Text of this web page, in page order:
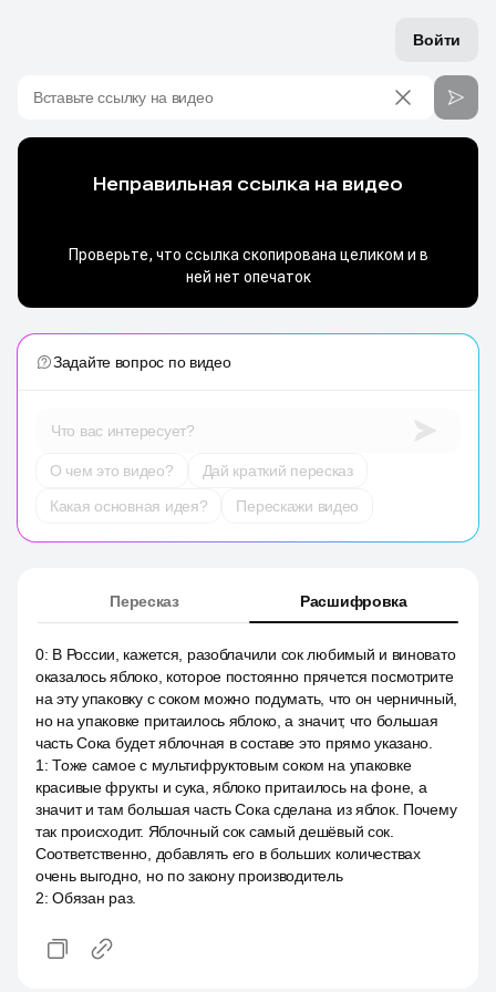
Войти
Вставьте ссылку на видео
Задайте вопрос по видео
Что вас интересует?
О чем это видео?
Дай краткий пересказ
Какая основная идея?
Перескажи видео
Пересказ Расшифровка
0: В России, кажется, разоблачили сок любимый и виновато
оказалось яблоко, которое постоянно прячется посмотрите
на эту упаковку с соком можно подумать, что он черничный,
но на упаковке притаилось яблоко, а значит, что большая
часть Сока будет яблочная в составе это прямо указано.
1 :Тоже самое с мультифруктовым соком на упаковке
красивые фрукты и сука, яблоко притаилось на фоне, а
значит и там большая часть Сока сделана из яблок. Почему
так происходит. Яблочный сок самый дешёвый сок.
Соответственно, добавлять его в больших количествах
очень выгодно, но по закону производитель
2:Обязан раз.